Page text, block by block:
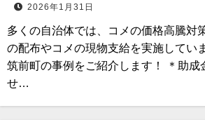
2026年1月31日
多くの自治体では、コメの価格高騰対
の配布やコメの現物支給を実施してい
筑前町の事例をご紹介します！ ＊助成
せ…